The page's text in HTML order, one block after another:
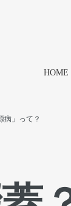
HOME
病」って？